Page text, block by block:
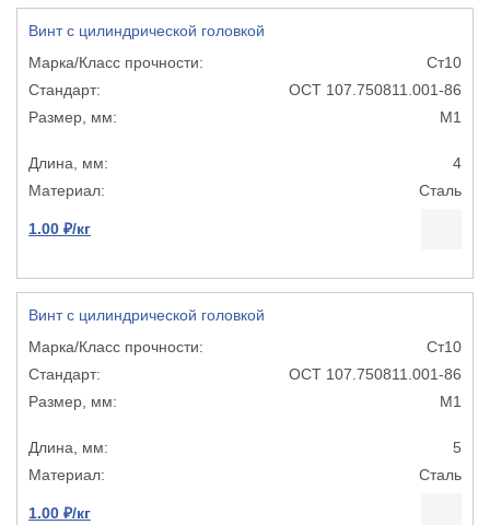
Винт с цилиндрической головкой
Ст10
ОСТ 107.750811.001-86
М1
4
Сталь
1.00 ₽/кг
Винт с цилиндрической головкой
Ст10
ОСТ 107.750811.001-86
М1
5
Сталь
1.00 ₽/кг